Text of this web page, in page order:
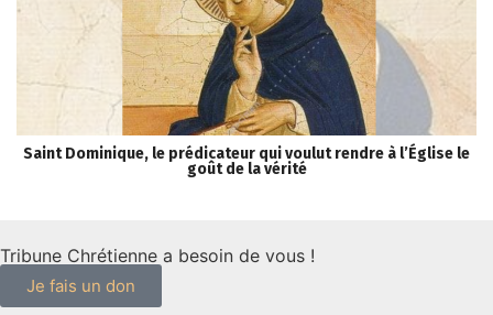
Saint Dominique, le prédicateur qui voulut rendre à l’Église le
goût de la vérité
Tribune Chrétienne a besoin de vous !
Je fais un don